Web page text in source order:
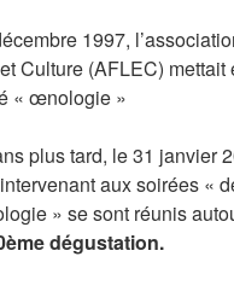
1997,
Culture (AFLEC) mettait
« œnologie »
plus tard, le 31 janvier
aux soirées «
» se sont réunis
dégustation.